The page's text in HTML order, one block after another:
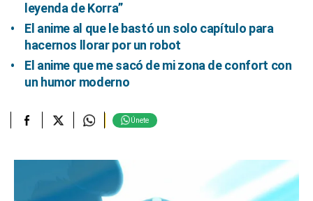
leyenda de Korra”
El anime al que le bastó un solo capítulo para
hacernos llorar por un robot
El anime que me sacó de mi zona de confort con
un humor moderno
Únete